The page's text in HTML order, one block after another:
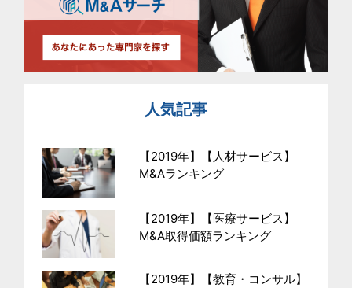
人気記事
【2019年】【人材サービス】
M&Aランキング
【2019年】【医療サービス】
M&A取得価額ランキング
【2019年】【教育・コンサル】